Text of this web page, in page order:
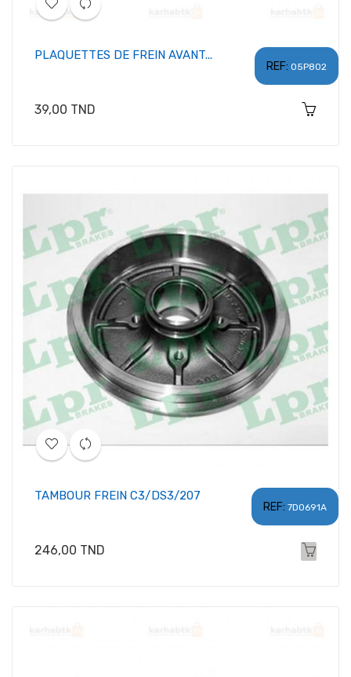
REF: 05P802
PLAQUETTES DE FREIN AVANT...
Prix
39,00 TND
REF: 7D0691A
TAMBOUR FREIN C3/DS3/207
Prix
246,00 TND